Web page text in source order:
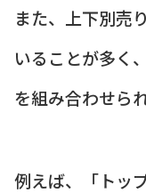
また、上下別売
いることが多く
を組み合わせら
例えば、「トッ